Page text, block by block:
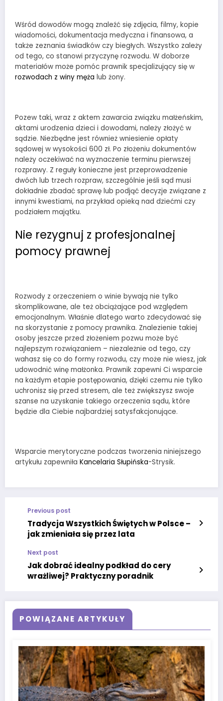
Wśród dowodów mogą znaleźć się zdjęcia, filmy, kopie
wiadomości, dokumentacja medyczna i finansowa, a
także zeznania świadków czy biegłych. Wszystko zależy
od tego, co stanowi przyczynę rozwodu. W doborze
materiałów może pomóc prawnik specjalizujący się w
rozwodach z winy męża lub żony.
Pozew taki, wraz z aktem zawarcia związku małżeńskim,
aktami urodzenia dzieci i dowodami, należy złożyć w
sądzie. Niezbędne jest również wniesienie opłaty
sądowej w wysokości 600 zł. Po złożeniu dokumentów
należy oczekiwać na wyznaczenie terminu pierwszej
rozprawy. Z reguły konieczne jest przeprowadzenie
dwóch lub trzech rozpraw, szczególnie jeśli sąd musi
dokładnie zbadać sprawę lub podjąć decyzje związane z
innymi kwestiami, na przykład opieką nad dziećmi czy
podziałem majątku.
Nie rezygnuj z profesjonalnej
pomocy prawnej
Rozwody z orzeczeniem o winie bywają nie tylko
skomplikowane, ale też obciążające pod względem
emocjonalnym. Właśnie dlatego warto zdecydować się
na skorzystanie z pomocy prawnika. Znalezienie takiej
osoby jeszcze przed złożeniem pozwu może być
najlepszym rozwiązaniem – niezależnie od tego, czy
wahasz się co do formy rozwodu, czy może nie wiesz, jak
udowodnić winę małżonka. Prawnik zapewni Ci wsparcie
na każdym etapie postępowania, dzięki czemu nie tylko
uchronisz się przed stresem, ale też zwiększysz swoje
szanse na uzyskanie takiego orzeczenia sądu, które
będzie dla Ciebie najbardziej satysfakcjonujące.
Wsparcie merytoryczne podczas tworzenia niniejszego
artykułu zapewniła Kancelaria Słupińska-Strysik.
Previous post
Tradycja Wszystkich Świętych w Polsce –
jak zmieniała się przez lata
Next post
Jak dobrać idealny podkład do cery
wrażliwej? Praktyczny poradnik
POWIĄZANE ARTYKUŁY